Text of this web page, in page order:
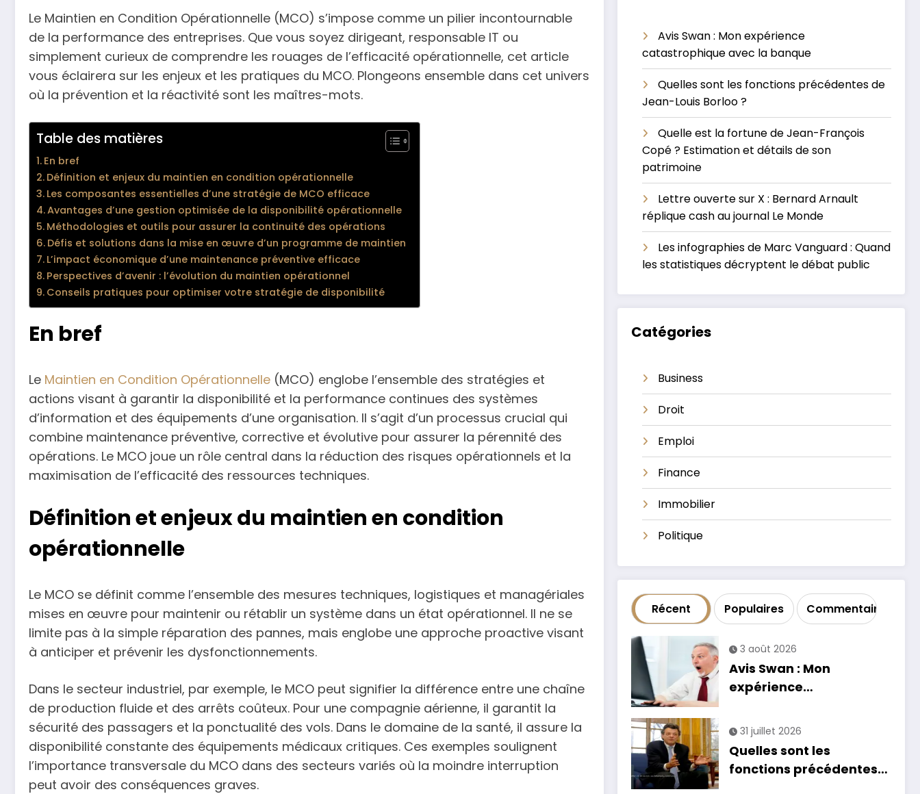
Le Maintien en Condition Opérationnelle (MCO) s’impose comme un pilier incontournable
de la performance des entreprises. Que vous soyez dirigeant, responsable IT ou
simplement curieux de comprendre les rouages de l’efficacité opérationnelle, cet article
vous éclairera sur les enjeux et les pratiques du MCO. Plongeons ensemble dans cet univers
où la prévention et la réactivité sont les maîtres-mots.
Table des matières
En bref
Définition et enjeux du maintien en condition opérationnelle
Les composantes essentielles d’une stratégie de MCO efficace
Avantages d’une gestion optimisée de la disponibilité opérationnelle
Méthodologies et outils pour assurer la continuité des opérations
Défis et solutions dans la mise en œuvre d’un programme de maintien
L’impact économique d’une maintenance préventive efficace
Perspectives d’avenir : l’évolution du maintien opérationnel
Conseils pratiques pour optimiser votre stratégie de disponibilité
En bref
Le Maintien en Condition Opérationnelle (MCO) englobe l’ensemble des stratégies et
actions visant à garantir la disponibilité et la performance continues des systèmes
d’information et des équipements d’une organisation. Il s’agit d’un processus crucial qui
combine maintenance préventive, corrective et évolutive pour assurer la pérennité des
opérations. Le MCO joue un rôle central dans la réduction des risques opérationnels et la
maximisation de l’efficacité des ressources techniques.
Définition et enjeux du maintien en condition
opérationnelle
Le MCO se définit comme l’ensemble des mesures techniques, logistiques et managériales
mises en œuvre pour maintenir ou rétablir un système dans un état opérationnel. Il ne se
limite pas à la simple réparation des pannes, mais englobe une approche proactive visant
à anticiper et prévenir les dysfonctionnements.
Dans le secteur industriel, par exemple, le MCO peut signifier la différence entre une chaîne
de production fluide et des arrêts coûteux. Pour une compagnie aérienne, il garantit la
sécurité des passagers et la ponctualité des vols. Dans le domaine de la santé, il assure la
disponibilité constante des équipements médicaux critiques. Ces exemples soulignent
l’importance transversale du MCO dans des secteurs variés où la moindre interruption
peut avoir des conséquences graves.
Avis Swan : Mon expérience
catastrophique avec la banque
Quelles sont les fonctions précédentes de
Jean-Louis Borloo ?
Quelle est la fortune de Jean-François
Copé ? Estimation et détails de son
patrimoine
Lettre ouverte sur X : Bernard Arnault
réplique cash au journal Le Monde
Les infographies de Marc Vanguard : Quand
les statistiques décryptent le débat public
Catégories
Business
Droit
Emploi
Finance
Immobilier
Politique
Récent Populaires Commentaire
3 août 2026
Avis Swan : Mon
expérience
banque
31 juillet 2026
Quelles sont les
fonctions précédentes